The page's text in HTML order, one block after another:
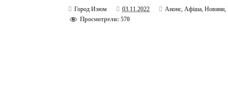
Город Изюм 03.11.2022 Анонс,Афіша,Новини,
Просмотрели: 570